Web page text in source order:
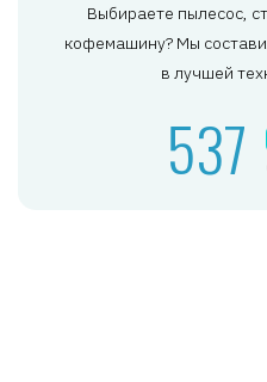
Выбираете пылесос,
кофемашину? Мы
в лучшей
537